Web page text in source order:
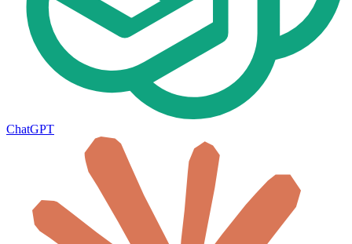
ChatGPT